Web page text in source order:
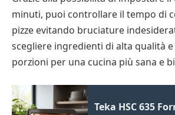
minuti, puoi controllare il tempo di
pizze evitando bruciature
scegliere ingredienti di alta qualità
porzioni per una cucina più sana e
Teka HSC 635